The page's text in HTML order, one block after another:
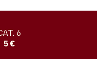
lyrique et anciens lauréats
6
5 €